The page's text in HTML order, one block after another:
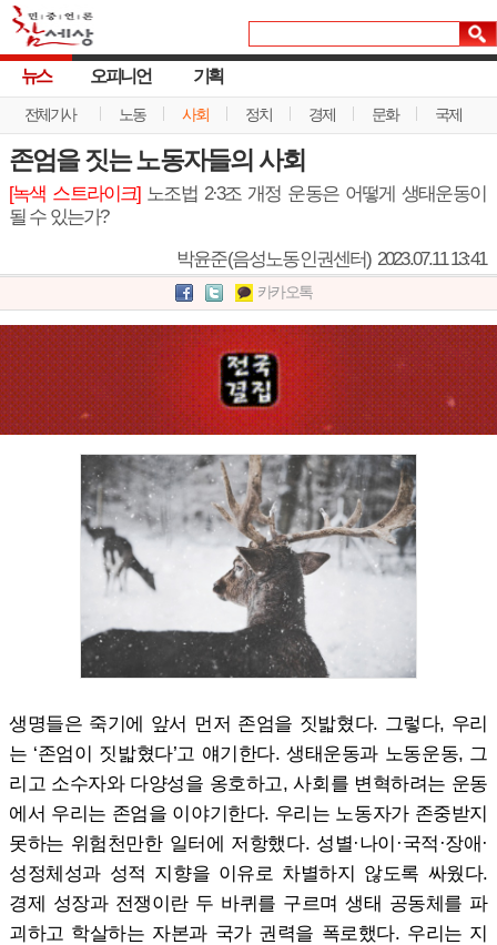
뉴스
전체기사 노동 사회 정치 경제 문화 국제
오피니언 기획
존엄을 짓는 노동자들의 사회
[녹색 스트라이크]노조법 2·3조 개정 운동은 어떻게 생태운동이
될 수 있는가?
박윤준(음성노동인권센터) 2023.07.11 13:41
카카오톡
생명들은 죽기에 앞서 먼저 존엄을 짓밟혔다. 그렇다, 우리
는 ‘존엄이 짓밟혔다’고 얘기한다. 생태운동과 노동운동, 그
리고 소수자와 다양성을 옹호하고, 사회를 변혁하려는 운동
에서 우리는 존엄을 이야기한다. 우리는 노동자가 존중받지
못하는 위험천만한 일터에 저항했다. 성별·나이·국적·장애·
성정체성과 성적 지향을 이유로 차별하지 않도록 싸웠다.
경제 성장과 전쟁이란 두 바퀴를 구르며 생태 공동체를 파
괴하고 학살하는 자본과 국가 권력을 폭로했다. 우리는 지